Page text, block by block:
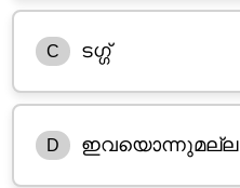
C ടഗ്ഗ്
D ഇവയൊന്നുമല്ല